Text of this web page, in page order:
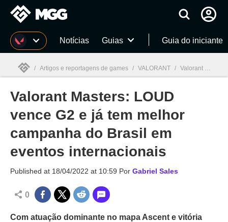
Millenium Notícias Guias Guia do iniciante
Millenium
/ Artigos e reportagens de games / VALORANT / Valorant Masters: LOUD vence G2 e já tem melhor campanha do Brasil em eventos internacionais
Valorant Masters: LOUD
vence G2 e já tem melhor
campanha do Brasil em
eventos internacionais
Published at 18/04/2022 at 10:59 Por Gabriel Sales
0
Com atuação dominante no mapa Ascent e vitória